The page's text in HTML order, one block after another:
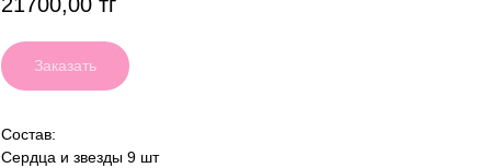
Заказать
Состав:
Сердца и звезды 9 шт